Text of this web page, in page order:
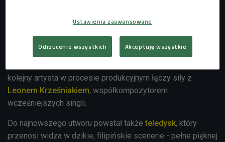
"Nie ma miejsca jak dom"- piosenkę w
"Nie ma miejsca jak dom" to czwarty singiel promujący
kolejny artysta w procesie produkcyjnym łączy siły z
Leonem Krześniakiem, współkompozytorem
wcześniejszych singli.
Do najnowszego utworu powstał takżeteledysk, który
przenosi widza w dzikie, filipińskie scenerie - pełne pięknej
Ustawienia zaawansowane
Odrzucenie wszystkich Akceptuję wszystkie